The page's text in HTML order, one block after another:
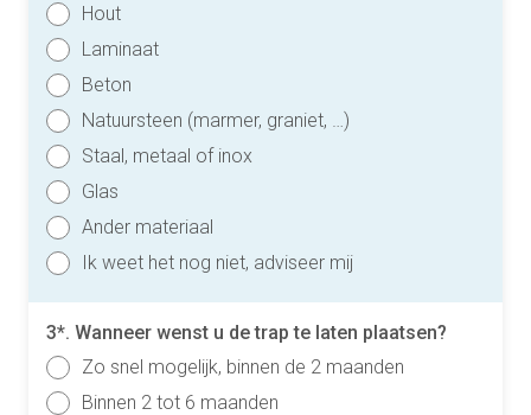
Hout
Laminaat
Beton
Natuursteen (marmer, graniet, …)
Staal, metaal of inox
Glas
Ander materiaal
Ik weet het nog niet, adviseer mij
3*. Wanneer wenst u de trap te laten plaatsen?
Zo snel mogelijk, binnen de 2 maanden
Binnen 2 tot 6 maanden